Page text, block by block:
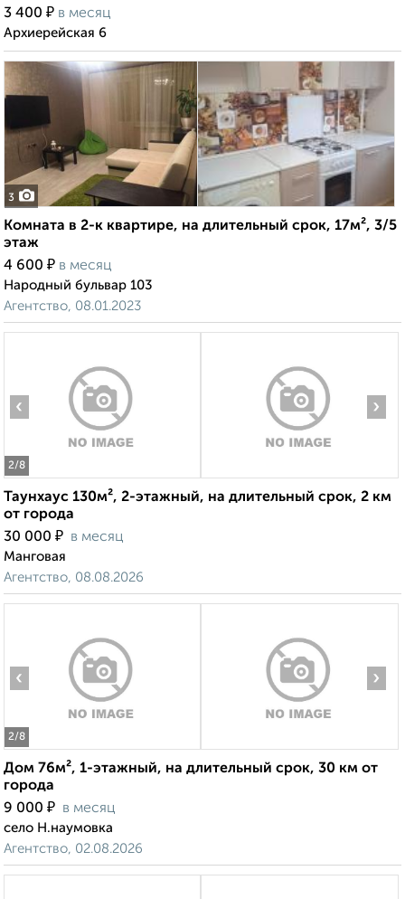
3 400 ₽ в месяц
Архиерейская 6
3
Комната в 2-к квартире, на длительный срок, 17м², 3/5
этаж
4 600 ₽ в месяц
Народный бульвар 103
Агентство, 08.01.2023
2/8
‹ ›
Таунхаус 130м², 2-этажный, на длительный срок, 2 км
от города
30 000 ₽ в месяц
Манговая
Агентство, 08.08.2026
2/8
‹ ›
Дом 76м², 1-этажный, на длительный срок, 30 км от
города
9 000 ₽ в месяц
село Н.наумовка
Агентство, 02.08.2026